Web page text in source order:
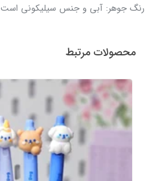
رنگ جوهر: آبی و جنس سیلیکونی است
محصولات مرتبط